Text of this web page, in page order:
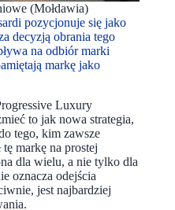
(Mołdawia)
pozycjonuje się jako
decyzją obrania tego
na odbiór marki
markę jako
Luxury
to jak nowa strategia,
tego, kim zawsze
markę na prostej
dla wielu, a nie tylko dla
oznacza odejścia
jest najbardziej